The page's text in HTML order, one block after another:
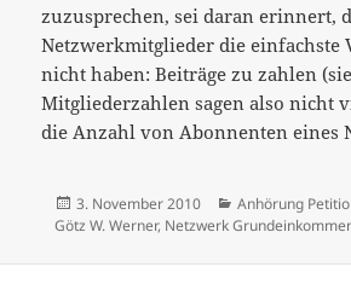
zuzusprechen, sei daran erinnert,
Netzwerkmitglieder die einfachste
nicht haben: Beiträge zu zahlen
Mitgliederzahlen sagen also nicht
die Anzahl von Abonnenten eines
Veröffentlicht
am
3. November 2010 Kategorien
Anhörung
Götz W. Werner, Netzwerk